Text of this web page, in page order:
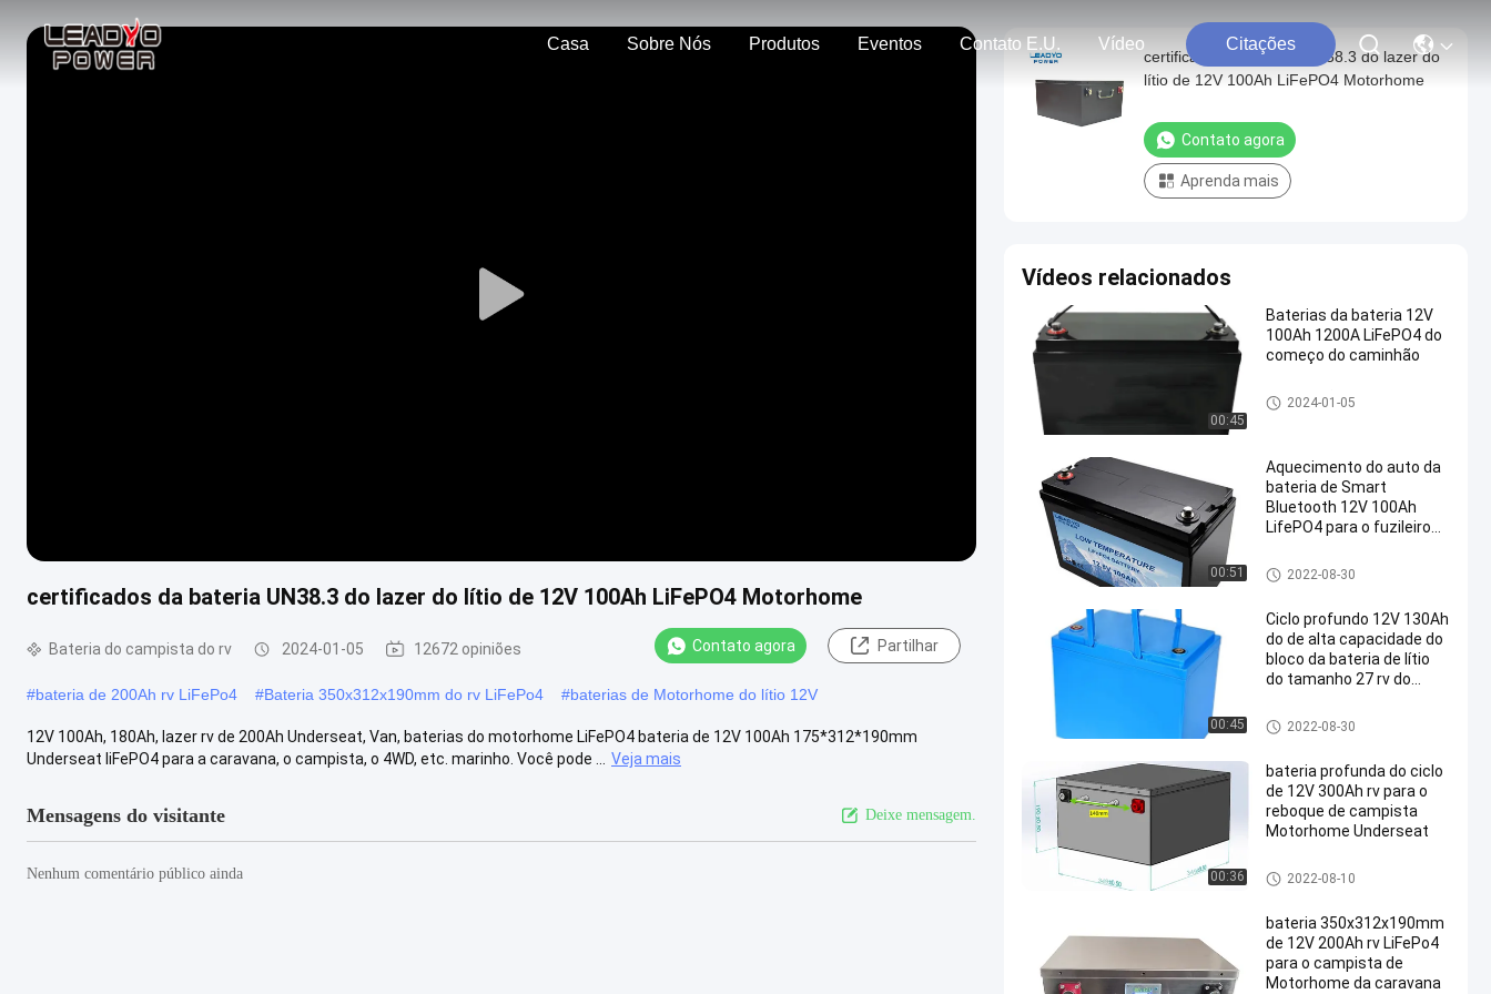
Casa Sobre Nós Produtos Eventos Contato E.U. Vídeo Citações
Play
certificados da bateria UN38.3 do lazer do lítio de 12V 100Ah LiFePO4 Motorhome
Bateria do campista do rv 2024-01-05 12672 opiniões Contato agora Partilhar
#bateria de 200Ah rv LiFePo4 #Bateria 350x312x190mm do rv LiFePo4 #baterias de Motorhome do lítio 12V
12V 100Ah, 180Ah, lazer rv de 200Ah Underseat, Van, baterias do motorhome LiFePO4 bateria de 12V 100Ah 175*312*190mm
Underseat liFePO4 para a caravana, o campista, o 4WD, etc. marinho. Você pode ...
Veja mais
Mensagens do visitante Deixe mensagem.
Nenhum comentário público ainda
certificados da bateria UN38.3 do lazer do
lítio de 12V 100Ah LiFePO4 Motorhome
Contato agora
Aprenda mais
Vídeos relacionados
00:45
Baterias da bateria 12V
100Ah 1200A LiFePO4 do
começo do caminhão
Substituição de baterias de au
tomóveis
2024-01-05
00:51
Aquecimento do auto da
bateria de Smart
Bluetooth 12V 100Ah
LifePO4 para o fuzileiro
Bateria do campista do rv
2022-08-30
00:45
Ciclo profundo 12V 130Ah
do de alta capacidade do
bloco da bateria de lítio
do tamanho 27 rv do
Bateria do campista do rv
2022-08-30
00:36
bateria profunda do ciclo
de 12V 300Ah rv para o
reboque de campista
Motorhome Underseat
Bateria do campista do rv
2022-08-10
bateria 350x312x190mm
de 12V 200Ah rv LiFePo4
para o campista de
Motorhome da caravana